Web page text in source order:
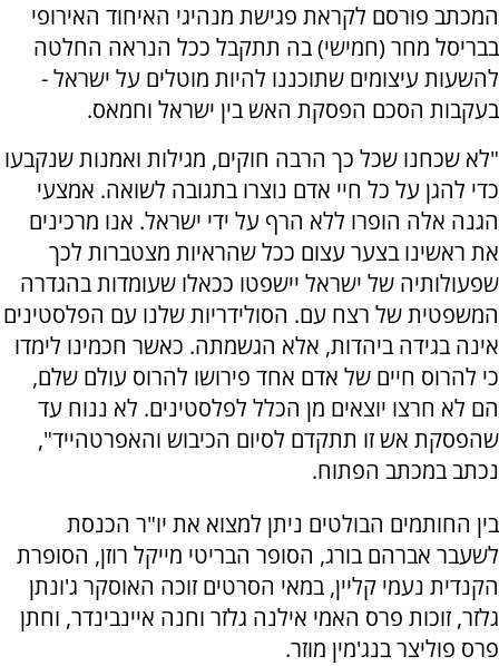
המכתב פורסם לקראת פגישת מנהיגי האיחוד האירופי
בבריסל מחר (חמישי) בה תתקבל ככל הנראה החלטה
להשעות עיצומים שתוכננו להיות מוטלים על ישראל -
בעקבות הסכם הפסקת האש בין ישראל וחמאס.
"לא שכחנו שכל כך הרבה חוקים, מגילות ואמנות שנקבעו
כדי להגן על כל חיי אדם נוצרו בתגובה לשואה. אמצעי
הגנה אלה הופרו ללא הרף על ידי ישראל. אנו מרכינים
את ראשינו בצער עצום ככל שהראיות מצטברות לכך
שפעולותיה של ישראל יישפטו ככאלו שעומדות בהגדרה
המשפטית של רצח עם. הסולידריות שלנו עם הפלסטינים
אינה בגידה ביהדות, אלא הגשמתה. כאשר חכמינו לימדו
כי להרוס חיים של אדם אחד פירושו להרוס עולם שלם,
הם לא חרצו יוצאים מן הכלל לפלסטינים. לא ננוח עד
שהפסקת אש זו תתקדם לסיום הכיבוש והאפרטהייד",
נכתב במכתב הפתוח.
בין החותמים הבולטים ניתן למצוא את יו"ר הכנסת
לשעבר אברהם בורג, הסופר הבריטי מייקל רוזן, הסופרת
הקנדית נעמי קליין, במאי הסרטים זוכה האוסקר ג'ונתן
גלזר, זוכות פרס האמי אילנה גלזר וחנה איינבינדר, וחתן
פרס פוליצר בנג'מין מוזר.